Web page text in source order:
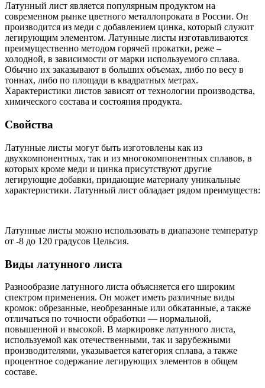
Латунный лист является популярным продуктом на
современном рынке цветного металлопроката в России. Он
производится из меди с добавлением цинка, который служит
легирующим элементом. Латунные листы изготавливаются
преимущественно методом горячей прокатки, реже –
холодной, в зависимости от марки используемого сплава.
Обычно их заказывают в больших объемах, либо по весу в
тоннах, либо по площади в квадратных метрах.
Характеристики листов зависят от технологии производства,
химического состава и состояния продукта.
Свойства
Латунные листы могут быть изготовлены как из
двухкомпонентных, так и из многокомпонентных сплавов, в
которых кроме меди и цинка присутствуют другие
легирующие добавки, придающие материалу уникальные
характеристики. Латунный лист обладает рядом преимуществ:
Латунные листы можно использовать в диапазоне температур
от -8 до 120 градусов Цельсия.
Виды латунного листа
Разнообразие латунного листа объясняется его широким
спектром применения. Он может иметь различные виды
кромок: обрезанные, необрезанные или обкатанные, а также
отличаться по точности обработки — нормальной,
повышенной и высокой. В маркировке латунного листа,
используемой как отечественными, так и зарубежными
производителями, указывается категория сплава, а также
процентное содержание легирующих элементов в общем
составе.